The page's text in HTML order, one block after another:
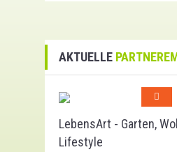
AKTUELLE
LebensArt - Garten,
Lifestyle